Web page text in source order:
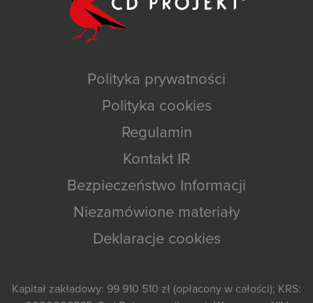
Polityka prywatności
Polityka cookies
Regulamin
Kontakt IR
Bezpieczeństwo Informacji
Niezamówione materiały
Deklaracje cookies
Kapitał zakładowy: 99 910 510 zł (opłacony w całości); KRS: